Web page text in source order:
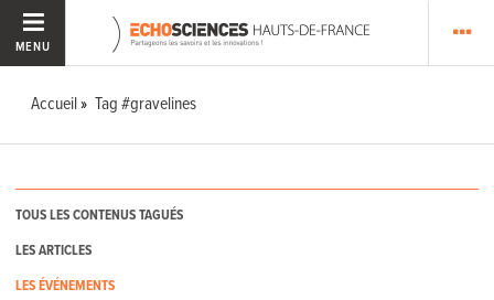
MENU
Accueil Tag #gravelines
TOUS LES CONTENUS TAGUÉS
LES ARTICLES
LES ÉVÉNEMENTS